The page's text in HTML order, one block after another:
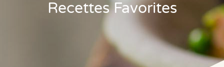
Recettes Favorites